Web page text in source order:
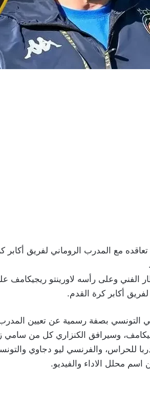
مع المدرب الروماني لفريق أكابر
الفني وعلى رأسه لاورينتو ريجيكامف
أكابر كرة القدم.
التونسي بصفة رسمية عن تعيين
وسيرافق الكنزاري كل من
للحراس، والفرنسي ليو دجاوي
اسم محلل الاداء والفيديو.